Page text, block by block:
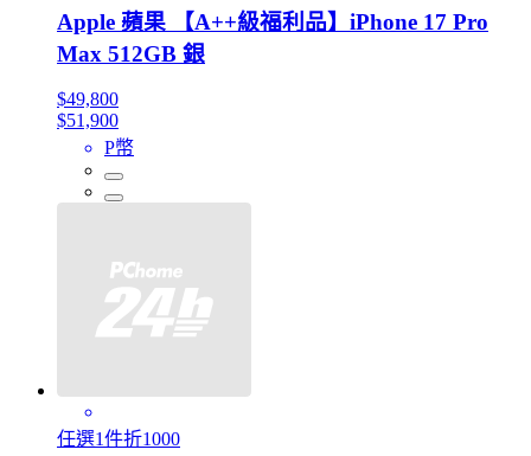
Apple 蘋果 【A++級福利品】iPhone 17 Pro
Max 512GB 銀
$49,800
$51,900
P幣
任選1件折1000